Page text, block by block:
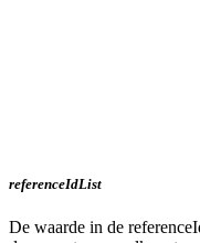
referenceIdList
De waarde in de